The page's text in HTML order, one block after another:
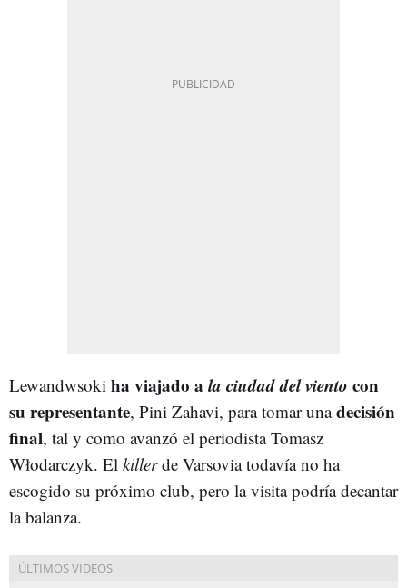
Lewandwsoki ha viajado a la ciudad del viento con
su representante, Pini Zahavi, para tomar unadecisión
final, tal y como avanzó el periodista Tomasz
Włodarczyk. El killerde Varsovia todavía no ha
escogido su próximo club, pero la visita podría decantar
la balanza.